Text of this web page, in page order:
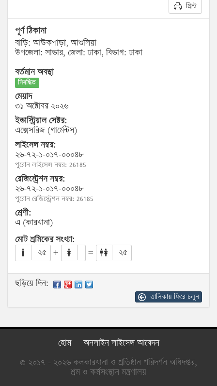
প্রিন্ট
পূর্ণ ঠিকানা
বাড়ি: আউকপাড়া, আশুলিয়া
উপজেলা: সাভার, জেলা: ঢাকা, বিভাগ: ঢাকা
বর্তমান অবস্থা
নিবন্ধিত
মেয়াদ
৩১ অক্টোবর ২০২৬
ইন্ডাস্ট্রিয়াল সেক্টর:
এক্সেসরিজ (গার্মেন্টস)
লাইসেন্স নম্বর:
২৬-৭২-১-০১৭-০০০৪৮
পুরোন লাইসেন্স নম্বর: 26185
রেজিস্ট্রেশন নম্বর:
২৬-৭২-১-০১৭-০০০৪৮
পুরোন রেজিস্ট্রেশন নম্বর: 26185
শ্রেণী:
এ (কারখানা)
মোট শ্রমিকের সংখ্যা:
২৫
+ = ২৫
ছড়িয়ে দিন:
তালিকায় ফিরে চলুন
হোম
অনলাইন লাইসেন্স আবেদন
© ২০১৭ - ২০২৬ কলকারখানা ও প্রতিষ্ঠান পরিদর্শন অধিদপ্তর,
শ্রম ও কর্মসংস্থান মন্ত্রণালয়